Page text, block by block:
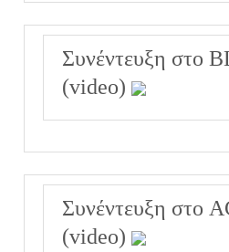
Συνέντευξη στο
(video)
Συνέντευξη στο
(video)